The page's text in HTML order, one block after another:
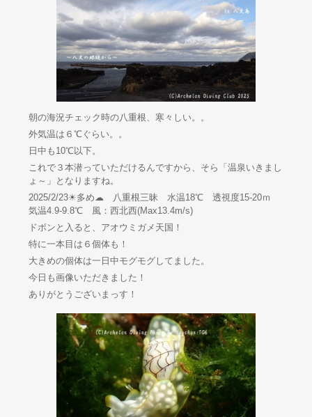
朝の海況チェック時の八重根、寒々しい。。
外気温は６℃ぐらい。。
日中も10℃以下。
これで３本潜っていただけるんですから、そら「温泉いきまし
ょ～」となりますね。
2025/2/23☀多め☁ 八重根三昧 水温18℃ 透視度15-20ｍ
気温4.9-9.8℃ 風：西北西(Max13.4m/s)
ドボンと入ると、アオウミガメ天国！
特に一本目は６個体も！
大きめの個体は一日中モグモグしてました。
今日も画像いただきました！
ありがとうございまっす！